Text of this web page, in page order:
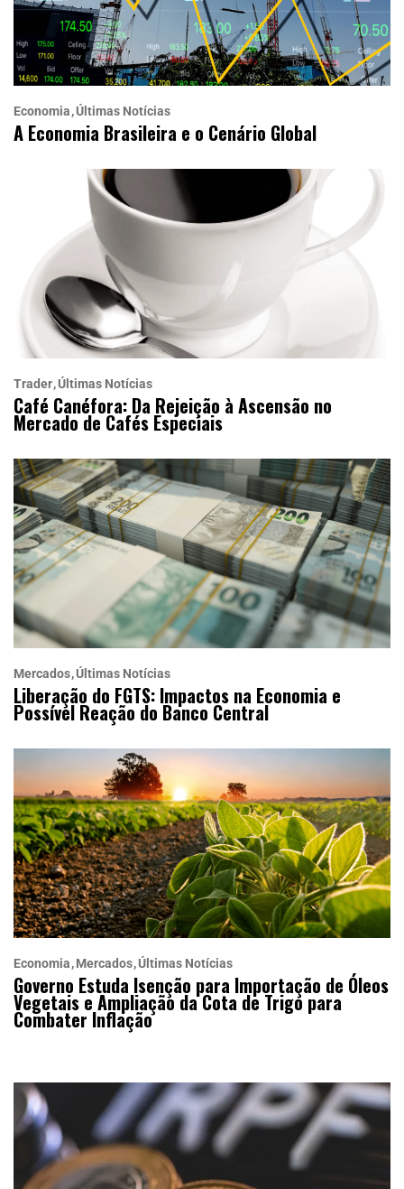
Economia Últimas Notícias
A Economia Brasileira e o Cenário Global
Trader Últimas Notícias
Café Canéfora: Da Rejeição à Ascensão no
Mercado de Cafés Especiais
Mercados Últimas Notícias
Liberação do FGTS: Impactos na Economia e
Possível Reação do Banco Central
Economia Mercados Últimas Notícias
Governo Estuda Isenção para Importação de Óleos
Vegetais e Ampliação da Cota de Trigo para
Combater Inflação